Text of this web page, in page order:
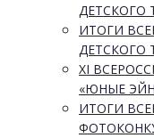
ДЕТСКОГО
ИТОГИ
ДЕТСКОГО
XI
«ЮНЫЕ
ИТОГИ